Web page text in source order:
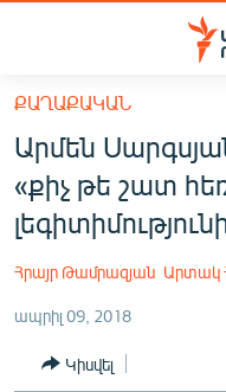
Մատչելիության
հիմնական
բովանդակությանը
Անցնել
հիմնական
մենյուին
ՀԱՅԱՍՏԱՆ
ՔԱՂԱՔԱԿԱՆ
ՏՆՏԵՍՈՒԹՅՈՒՆ
ՔԱՂԱՔԱԿԱՆ
Արմեն
«քիչ թե շատ
Հրայր Թամրազյան Արտակ
ապրիլ 09, 2018
Կիսվել